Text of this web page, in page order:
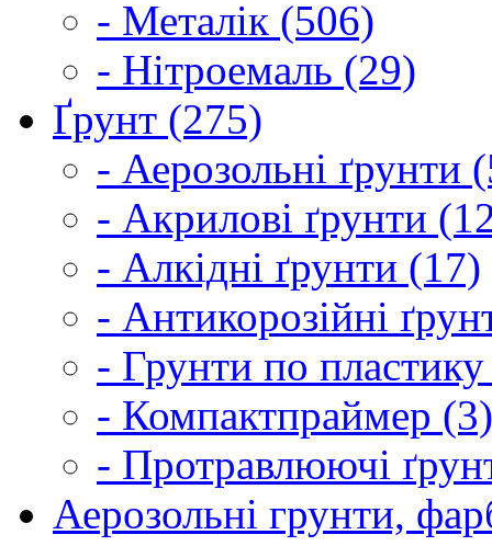
- Металік (506)
- Нітроемаль (29)
Ґрунт (275)
- Аерозольні ґрунти
- Акрилові ґрунти
- Алкідні ґрунти (17)
- Антикорозійні
- Грунти по
- Компактпраймер (3)
- Протравлюючі
Аерозольні грунти,